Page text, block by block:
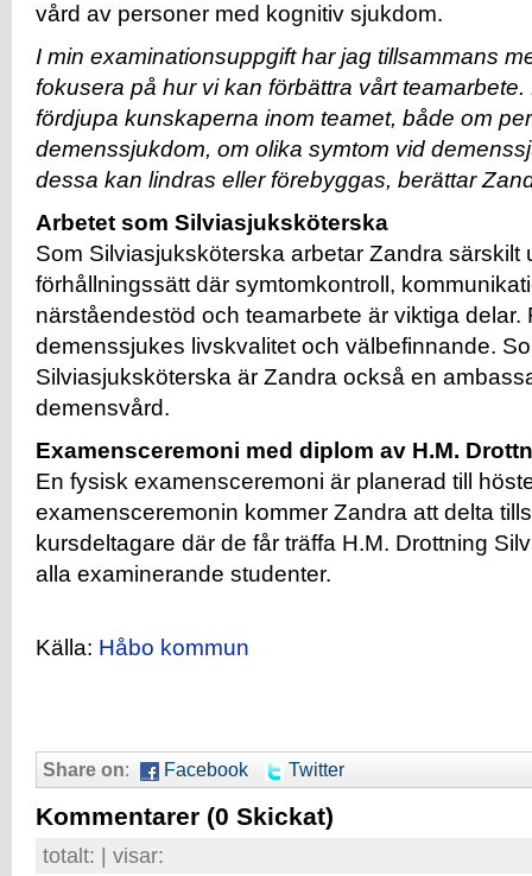
vård av personer med kognitiv sjukdom.
I min examinationsuppgift har jag tillsammans
fokusera på hur vi kan förbättra vårt
fördjupa kunskaperna inom teamet, både om
demenssjukdom, om olika symtom vid
dessa kan lindras eller förebyggas, berättar
Arbetet som Silviasjuksköterska
Som Silviasjuksköterska arbetar Zandra särskilt
förhållningssätt där symtomkontroll,
närståendestöd och teamarbete är viktiga delar.
demenssjukes livskvalitet och välbefinnande.
Silviasjuksköterska är Zandra också en
demensvård.
Examensceremoni med diplom av H.M.
En fysisk examensceremoni är planerad till
examensceremonin kommer Zandra att delta
kursdeltagare där de får träffa H.M. Drottning
alla examinerande studenter.
Källa: Håbo kommun
Share on: Facebook Twitter
Kommentarer (0 Skickat)
totalt: | visar: